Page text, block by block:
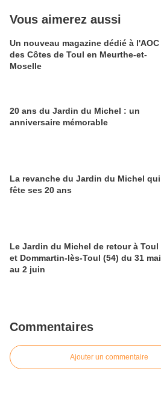
Vous aimerez aussi
Un nouveau magazine dédié à l'AOC
des Côtes de Toul en Meurthe-et-
Moselle
20 ans du Jardin du Michel : un
anniversaire mémorable
La revanche du Jardin du Michel qui
fête ses 20 ans
Le Jardin du Michel de retour à Toul
et Dommartin-lès-Toul (54) du 31 mai
au 2 juin
Commentaires
Ajouter un commentaire